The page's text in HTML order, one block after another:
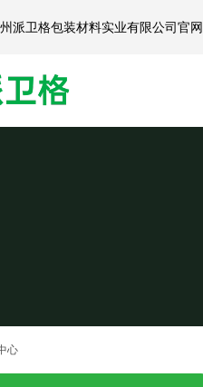
心
派卫格包装材料实业有限公司官网